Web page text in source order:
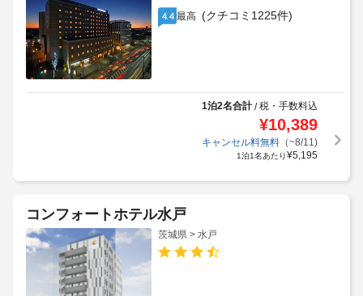
4.4 最高 (クチコミ1225件)
1泊2名合計/税・手数料込
¥10,389
キャンセル料無料（~8/11)
1泊1名あたり¥5,195
コンフォートホテル水戸
茨城県 > 水戸